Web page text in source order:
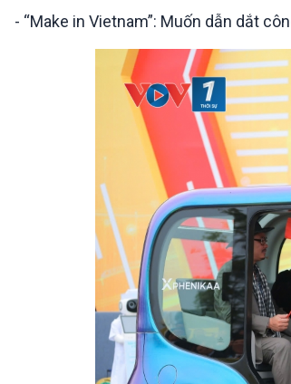
Chuyển đổi Xanh
Tài nguyên và Môi trường
Chuyên gia của bạn
Xã hội chuyển động
Bước chân đến trường
Sống
khí hậu
Chân dung cuộc sống
Các chương trình đặc biệt
- “Make in Vietnam”: Muốn dẫn dắt